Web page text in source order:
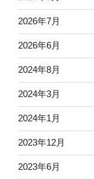
2026年7月
2026年6月
2024年8月
2024年3月
2024年1月
2023年12月
2023年6月